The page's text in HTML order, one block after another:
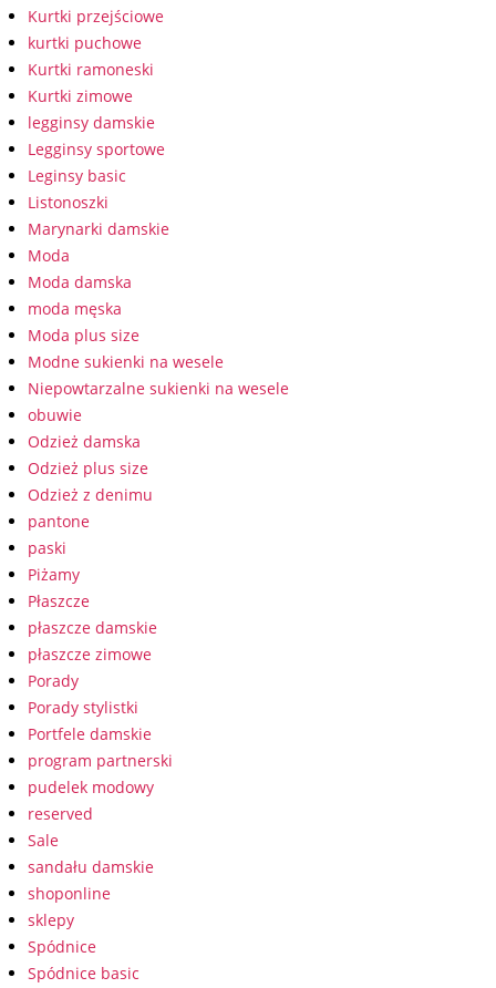
Kurtki przejściowe
kurtki puchowe
Kurtki ramoneski
Kurtki zimowe
legginsy damskie
Legginsy sportowe
Leginsy basic
Listonoszki
Marynarki damskie
Moda
Moda damska
moda męska
Moda plus size
Modne sukienki na wesele
Niepowtarzalne sukienki na wesele
obuwie
Odzież damska
Odzież plus size
Odzież z denimu
pantone
paski
Piżamy
Płaszcze
płaszcze damskie
płaszcze zimowe
Porady
Porady stylistki
Portfele damskie
program partnerski
pudelek modowy
reserved
Sale
sandału damskie
shoponline
sklepy
Spódnice
Spódnice basic